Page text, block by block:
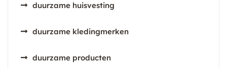
duurzame huisvesting
duurzame kledingmerken
duurzame producten